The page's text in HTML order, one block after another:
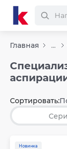
Главная ...
Сортировать:
Новинка